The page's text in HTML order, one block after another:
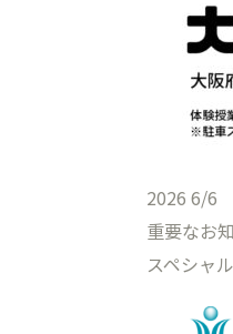
2026 6/6
重要なお
スペシャ